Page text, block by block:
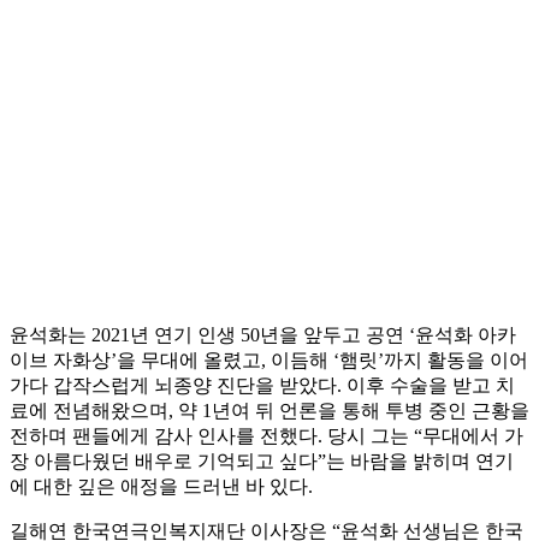
윤석화는 2021년 연기 인생 50년을 앞두고 공연 ‘윤석화 아카
이브 자화상’을 무대에 올렸고, 이듬해 ‘햄릿’까지 활동을 이어
가다 갑작스럽게 뇌종양 진단을 받았다. 이후 수술을 받고 치
료에 전념해왔으며, 약 1년여 뒤 언론을 통해 투병 중인 근황을
전하며 팬들에게 감사 인사를 전했다. 당시 그는 “무대에서 가
장 아름다웠던 배우로 기억되고 싶다”는 바람을 밝히며 연기
에 대한 깊은 애정을 드러낸 바 있다.
길해연 한국연극인복지재단 이사장은 “윤석화 선생님은 한국